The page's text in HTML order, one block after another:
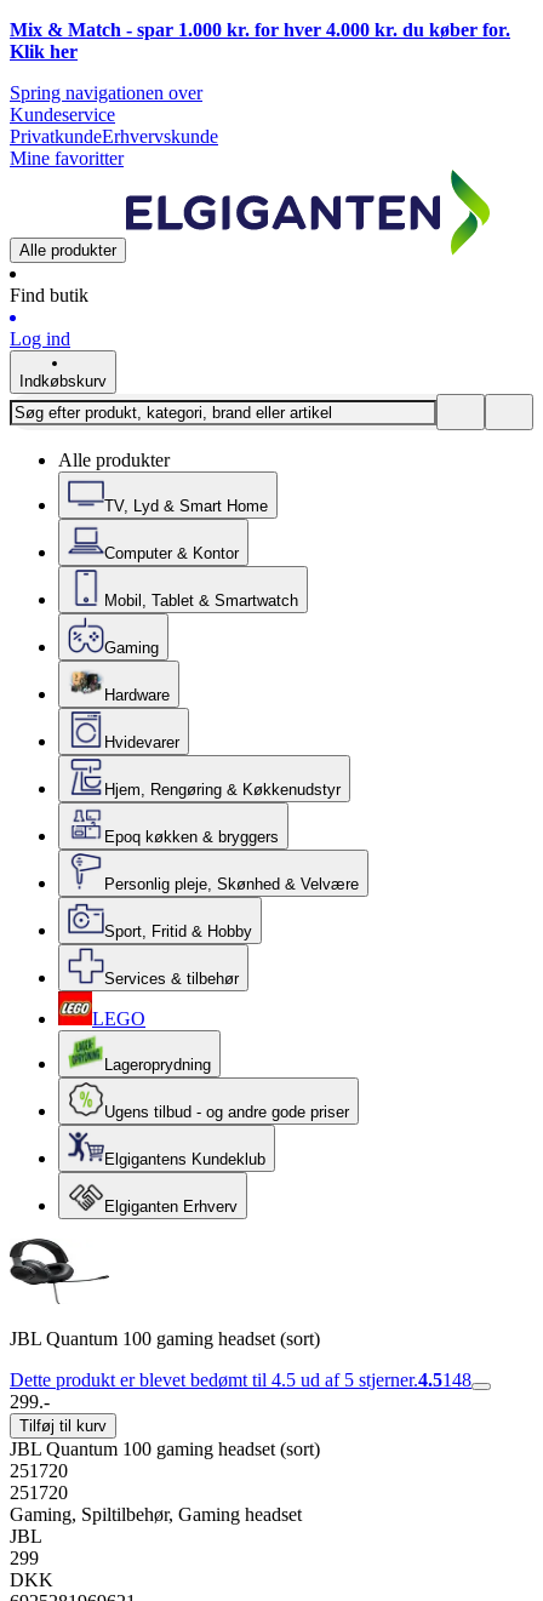
Mix & Match - spar 1.000 kr. for hver 4.000 kr. du køber for.
Klik her
Spring navigationen over
Kundeservice
PrivatkundeErhvervskunde
Mine favoritter
Alle produkter
Find butik
Log ind
Indkøbskurv
Alle produkter
TV, Lyd & Smart Home
Computer & Kontor
Mobil, Tablet & Smartwatch
Gaming
Hardware
Hvidevarer
Hjem, Rengøring & Køkkenudstyr
Epoq køkken & bryggers
Personlig pleje, Skønhed & Velvære
Sport, Fritid & Hobby
Services & tilbehør
LEGO
Lageroprydning
Ugens tilbud - og andre gode priser
Elgigantens Kundeklub
Elgiganten Erhverv
JBL Quantum 100 gaming headset (sort)
Dette produkt er blevet bedømt til 4.5 ud af 5 stjerner.4.5148
299.-
Tilføj til kurv
JBL Quantum 100 gaming headset (sort)
251720
251720
Gaming, Spiltilbehør, Gaming headset
JBL
299
DKK